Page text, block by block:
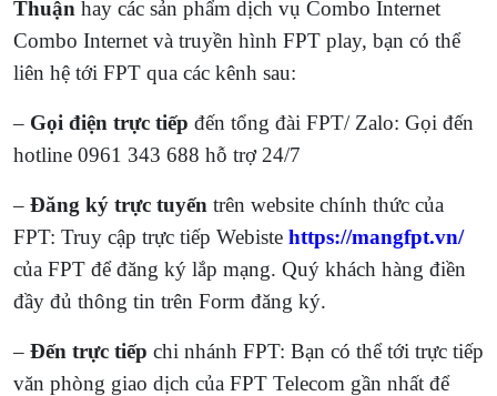
Thuận hay các sản phẩm dịch vụ Combo Internet
Combo Internet và truyền hình FPT play, bạn có thể
liên hệ tới FPT qua các kênh sau:
– Gọi điện trực tiếp đến tổng đài FPT/ Zalo: Gọi đến
hotline 0961 343 688 hỗ trợ 24/7
– Đăng ký trực tuyến trên website chính thức của
FPT: Truy cập trực tiếp Webiste https://mangfpt.vn/
của FPT để đăng ký lắp mạng. Quý khách hàng điền
đầy đủ thông tin trên Form đăng ký.
– Đến trực tiếp chi nhánh FPT: Bạn có thể tới trực tiếp
văn phòng giao dịch của FPT Telecom gần nhất để